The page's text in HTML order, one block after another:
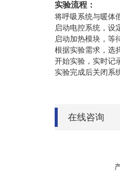
实验流程：
将呼吸系统与暖体
启动电控系统，设
启动加热模块，等
根据实验需求，选
开始实验，实时记
实验完成后关闭系
在线咨询